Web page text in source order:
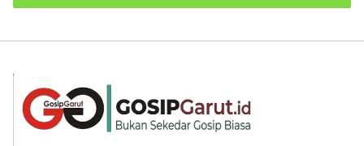
Garut Dorong
Pendidikan
DPR RI dari Garut